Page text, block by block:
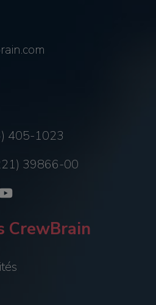
405-1023
39866-00
CrewBrain